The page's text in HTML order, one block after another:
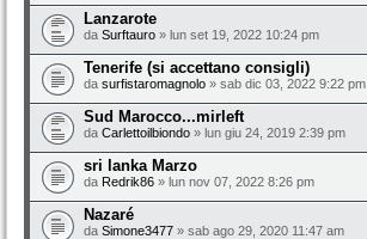
Lanzarote
da Surftauro » lun set 19, 2022 10:24 pm
Tenerife (si accettano consigli)
da surfistaromagnolo » sab dic 03, 2022 9:22 pm
Sud Marocco...mirleft
da Carlettoilbiondo » lun giu 24, 2019 2:39 pm
sri lanka Marzo
da Redrik86 » lun nov 07, 2022 8:26 pm
Nazaré
da Simone3477 » sab ago 29, 2020 11:47 am